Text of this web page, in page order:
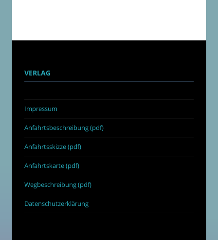
VERLAG
Impressum
Anfahrtsbeschreibung (pdf)
Anfahrtsskizze (pdf)
Anfahrtskarte (pdf)
Wegbeschreibung (pdf)
Datenschutzerklärung